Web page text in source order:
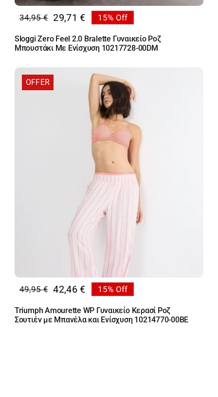
34,95€
Original
price
was:
29,71 €
Η
τρέχουσα
τιμή
29,71 €.
15% Off
Sloggi Zero Feel 2.0 Bralette Γυναικείο Ροζ
Μπουστάκι Με Ενίσχυση 10217728-00DM
OFFER
49,95€
Original
price
was:
42,46 €
Η
τρέχουσα
τιμή
15% Off
Triumph Amourette WP Γυναικείο Κερασί Ροζ
Σουτιέν με Μπανέλα και Ενίσχυση 10214770-00BE